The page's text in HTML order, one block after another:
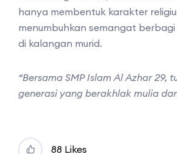
hanya membentuk karakter
menumbuhkan semangat
di kalangan murid.
“Bersama SMP Islam Al Azhar 29,
generasi yang berakhlak mulia
88 Likes